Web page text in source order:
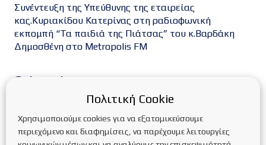
Συνέντευξη της Υπεύθυνης της εταιρείας
κας.Κυριακίδου Κατερίνας στη ραδιοφωνική
εκπομπή “Τα παιδιά της Πιάτσας” του κ.Βαρδάκη
Δημοσθένη στο Metropolis FM
Categories
FAQs οικιακές στέγες
Inverters
Service Φ/Β πάρκων
Trackers ΑΔΕΙΟΔΟΤΗΣΕΙΣ
Πολιτική Cookie
Χρησιμοποιούμε cookies για να εξατομικεύσουμε
περιεχόμενο και διαφημίσεις, να παρέχουμε λειτουργίες